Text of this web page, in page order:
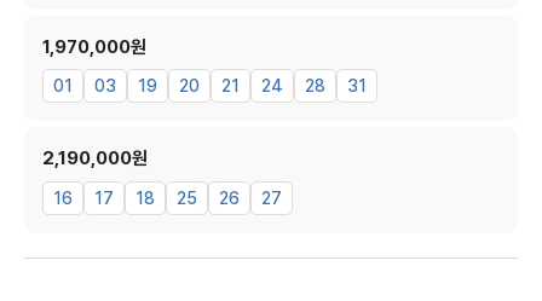
1,970,000원
01 03 19 20 21 24 28 31
2,190,000원
16 17 18 25 26 27